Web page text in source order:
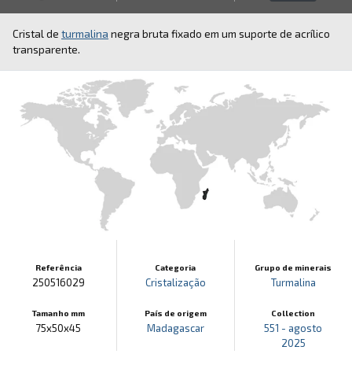
Cristal de turmalina negra bruta fixado em um suporte de acrílico
transparente.
Referência
250516029
Tamanho mm
75x50x45
Categoria
Cristalização
País de origem
Madagascar
Grupo de minerais
Turmalina
Collection
551 - agosto
2025